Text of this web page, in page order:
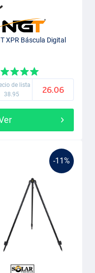
XPR Báscula Digital
de lista
38.95
26.06
-11%